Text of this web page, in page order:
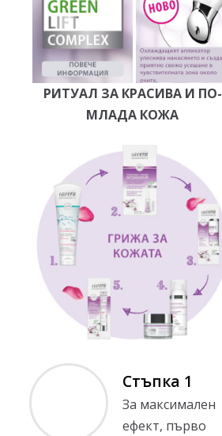
РИТУАЛ ЗА КРАСИВА И ПО-
МЛАДА КОЖА
Стъпка 1
За максимален
ефект, първо